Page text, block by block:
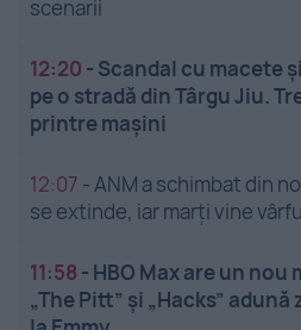
scenarii
12:20 - Scandal cu macete
pe o stradă din Târgu Jiu.
printre mașini
12:07 -ANM a schimbat din
se extinde, iar marți vine
11:58 - HBO Max are un
„The Pitt” și „Hacks”